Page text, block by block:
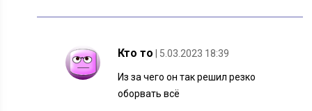
Кто то | 5.03.2023 18:39
Из за чего он так решил резко
оборвать всё